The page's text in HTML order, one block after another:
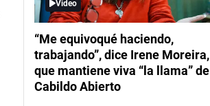
Video
“Me equivoqué haciendo,
trabajando”, dice Irene Moreira,
que mantiene viva “la llama” de
Cabildo Abierto